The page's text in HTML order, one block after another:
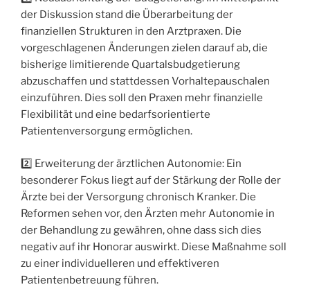
der Diskussion stand die Überarbeitung der
finanziellen Strukturen in den Arztpraxen. Die
vorgeschlagenen Änderungen zielen darauf ab, die
bisherige limitierende Quartalsbudgetierung
abzuschaffen und stattdessen Vorhaltepauschalen
einzuführen. Dies soll den Praxen mehr finanzielle
Flexibilität und eine bedarfsorientierte
Patientenversorgung ermöglichen.
2️⃣ Erweiterung der ärztlichen Autonomie: Ein
besonderer Fokus liegt auf der Stärkung der Rolle der
Ärzte bei der Versorgung chronisch Kranker. Die
Reformen sehen vor, den Ärzten mehr Autonomie in
der Behandlung zu gewähren, ohne dass sich dies
negativ auf ihr Honorar auswirkt. Diese Maßnahme soll
zu einer individuelleren und effektiveren
Patientenbetreuung führen.